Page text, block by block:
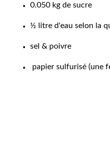
0.050 kg de sucre
½ litre d'eau selon la
sel & poivre
papier sulfurisé (une